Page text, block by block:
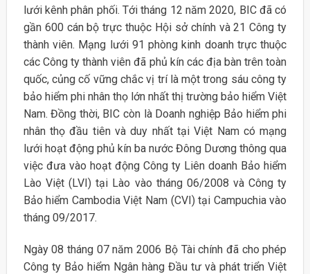
lưới kênh phân phối. Tới tháng 12 năm 2020, BIC đã có
gần 600 cán bộ trực thuộc Hội sở chính và 21 Công ty
thành viên. Mạng lưới 91 phòng kinh doanh trực thuộc
các Công ty thành viên đã phủ kín các địa bàn trên toàn
quốc, củng cố vững chắc vị trí là một trong sáu công ty
bảo hiểm phi nhân thọ lớn nhất thị trường bảo hiểm Việt
Nam. Đồng thời, BIC còn là Doanh nghiệp Bảo hiểm phi
nhân thọ đầu tiên và duy nhất tại Việt Nam có mạng
lưới hoạt động phủ kín ba nước Đông Dương thông qua
việc đưa vào hoạt động Công ty Liên doanh Bảo hiểm
Lào Việt (LVI) tại Lào vào tháng 06/2008 và Công ty
Bảo hiểm Cambodia Việt Nam (CVI) tại Campuchia vào
tháng 09/2017.
Ngày 08 tháng 07 năm 2006 Bộ Tài chính đã cho phép
Công ty Bảo hiểm Ngân hàng Đầu tư và phát triển Việt